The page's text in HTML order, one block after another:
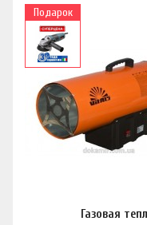
Подарок
Газовая